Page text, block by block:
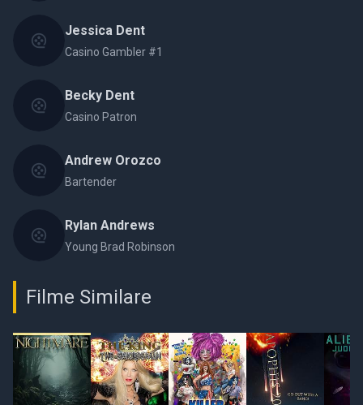
Jessica Dent
Casino Gambler #1
Becky Dent
Casino Patron
Andrew Orozco
Bartender
Rylan Andrews
Young Brad Robinson
Filme Similare